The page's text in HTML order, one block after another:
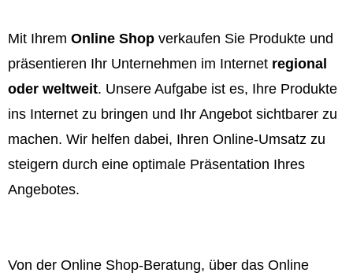
Mit Ihrem Online Shop verkaufen Sie Produkte und
präsentieren Ihr Unternehmen im Internet regional
oder weltweit. Unsere Aufgabe ist es, Ihre Produkte
ins Internet zu bringen und Ihr Angebot sichtbarer zu
machen. Wir helfen dabei, Ihren Online-Umsatz zu
steigern durch eine optimale Präsentation Ihres
Angebotes.
Von der Online Shop-Beratung, über das Online